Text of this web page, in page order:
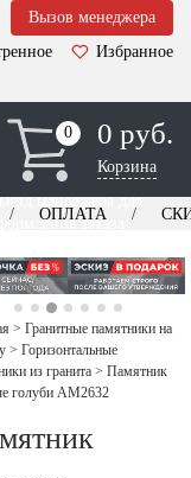
Вызов менеджера
Избранное
0
0 0 руб.
Корзина
менеджера для
заказа
ОПЛАТА
> Гранитные памятники на
> Горизонтальные
из гранита > Памятник
голуби AM2632